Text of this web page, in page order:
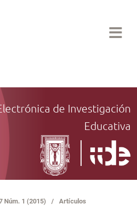
de Investigación
Educativa
Núm. 1 (2015) / Artículos